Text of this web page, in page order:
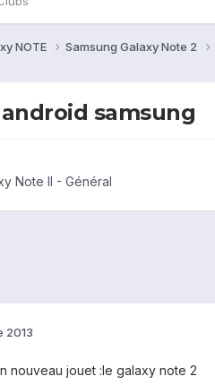
NOTE Samsung Galaxy Note 2
samsung
Note II - Général
2013
nouveau jouet :le galaxy note 2